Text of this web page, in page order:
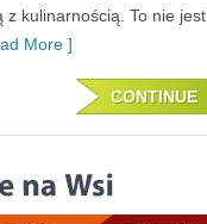
z kulinarnością. To nie jest
More ]
CONTINUE